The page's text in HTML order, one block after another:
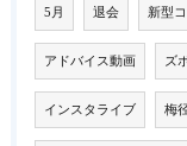
5月 退会 新型
アドバイス動画 ズ
インスタライブ 梅